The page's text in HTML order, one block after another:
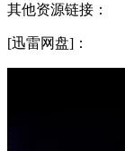
其他资源链接：
[迅雷网盘]：